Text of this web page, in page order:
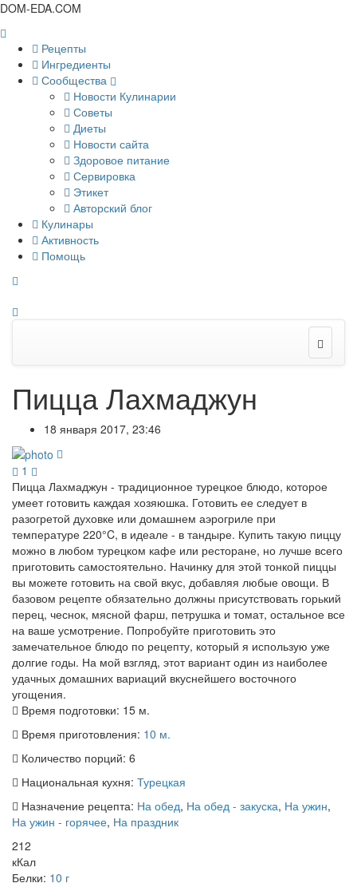
DOM-EDA.COM
Рецепты
Ингредиенты
Сообщества
Новости Кулинарии
Советы
Диеты
Новости сайта
Здоровое питание
Сервировка
Этикет
Авторский блог
Кулинары
Активность
Помощь
Пицца Лахмаджун
18 января 2017, 23:46
1
Пицца Лахмаджун - традиционное турецкое блюдо, которое
умеет готовить каждая хозяюшка. Готовить ее следует в
разогретой духовке или домашнем аэрогриле при
температуре 220°C, в идеале - в тандыре. Купить такую пиццу
можно в любом турецком кафе или ресторане, но лучше всего
приготовить самостоятельно. Начинку для этой тонкой пиццы
вы можете готовить на свой вкус, добавляя любые овощи. В
базовом рецепте обязательно должны присутствовать горький
перец, чеснок, мясной фарш, петрушка и томат, остальное все
на ваше усмотрение. Попробуйте приготовить это
замечательное блюдо по рецепту, который я использую уже
долгие годы. На мой взгляд, этот вариант один из наиболее
удачных домашних вариаций вкуснейшего восточного
угощения.
Время подготовки: 15 м.
Время приготовления: 10 м.
Количество порций: 6
Национальная кухня: Турецкая
Назначение рецепта: На обед, На обед - закуска, На ужин,
На ужин - горячее, На праздник
212
кКал
Белки: 10 г